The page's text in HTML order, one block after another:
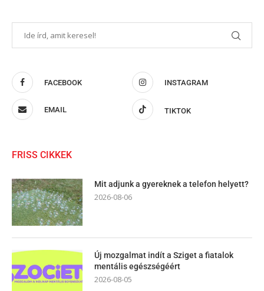
FACEBOOK INSTAGRAM
EMAIL TIKTOK
FRISS CIKKEK
Mit adjunk a gyereknek a telefon helyett?
2026-08-06
Új mozgalmat indít a Sziget a fiatalok
mentális egészségéért
2026-08-05